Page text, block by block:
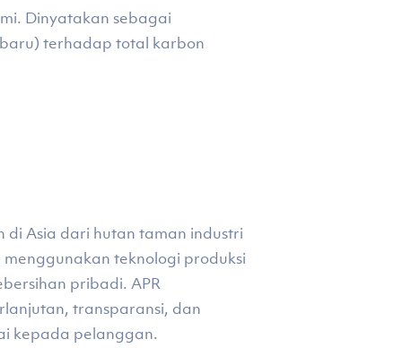
Dinyatakan sebagai
terhadap total karbon
di Asia dari hutan taman industri
teknologi produksi
pribadi. APR
transparansi, dan
kepada pelanggan.